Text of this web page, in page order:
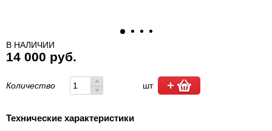
В НАЛИЧИИ
14 000 руб.
Количество шт
Технические характеристики